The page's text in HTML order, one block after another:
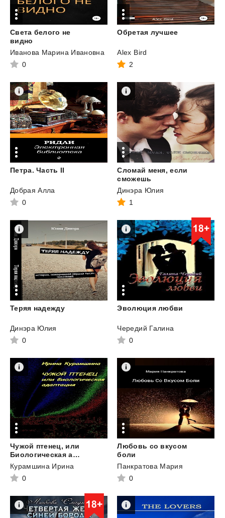
Света белого не
видно
Иванова Марина Ивановна
0
Обретая лучшее
Alex Bird
2
Петра. Часть II
Добрая Алла
0
Сломай меня, если
сможешь
Динэра Юлия
1
Теряя надежду
Динэра Юлия
0
Эволюция любви
Чередий Галина
0
Чужой птенец, или
Биологическая адаптация
Курамшина Ирина
0
Любовь со вкусом
боли
Панкратова Мария
0